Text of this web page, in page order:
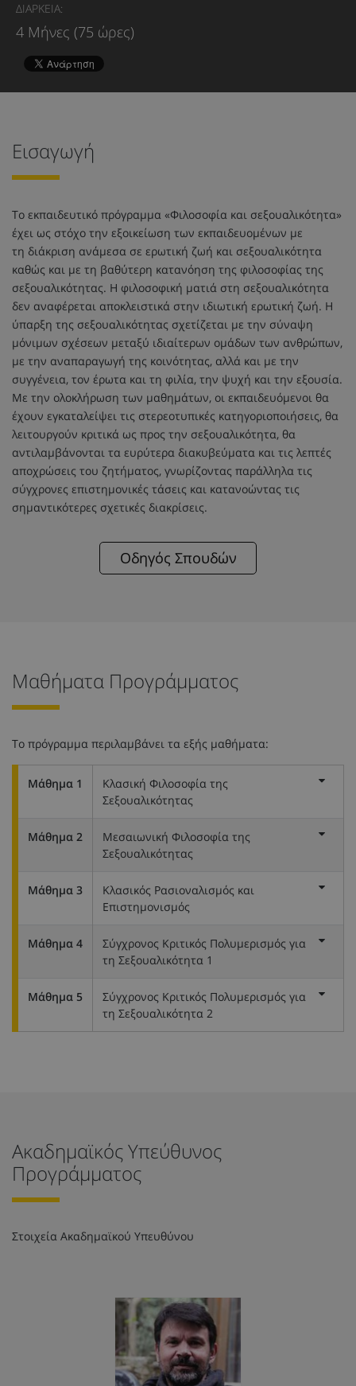
ΔΙΑΡΚΕΙΑ:
4 Μήνες (75 ώρες)
Εισαγωγή
Το εκπαιδευτικό πρόγραμμα «Φιλοσοφία και σεξουαλικότητα»
έχει ως στόχο την εξοικείωση των εκπαιδευομένων με
τη διάκριση ανάμεσα σε ερωτική ζωή και σεξουαλικότητα
καθώς και με τη βαθύτερη κατανόηση της φιλοσοφίας της
σεξουαλικότητας. Η φιλοσοφική ματιά στη σεξουαλικότητα
δεν αναφέρεται αποκλειστικά στην ιδιωτική ερωτική ζωή. Η
ύπαρξη της σεξουαλικότητας σχετίζεται με την σύναψη
μόνιμων σχέσεων μεταξύ ιδιαίτερων ομάδων των ανθρώπων,
με την αναπαραγωγή της κοινότητας, αλλά και με την
συγγένεια, τον έρωτα και τη φιλία, την ψυχή και την εξουσία.
Με την ολοκλήρωση των μαθημάτων, οι εκπαιδευόμενοι θα
έχουν εγκαταλείψει τις στερεοτυπικές κατηγοριοποιήσεις, θα
λειτουργούν κριτικά ως προς την σεξουαλικότητα, θα
αντιλαμβάνονται τα ευρύτερα διακυβεύματα και τις λεπτές
αποχρώσεις του ζητήματος, γνωρίζοντας παράλληλα τις
σύγχρονες επιστημονικές τάσεις και κατανοώντας τις
σημαντικότερες σχετικές διακρίσεις.
Οδηγός Σπουδών
Μαθήματα Προγράμματος
Το πρόγραμμα περιλαμβάνει τα εξής μαθήματα:
Μάθημα 1
Κλασική Φιλοσοφία της
Σεξουαλικότητας
Μάθημα 2
Μεσαιωνική Φιλοσοφία της
Σεξουαλικότητας
Μάθημα 3
Κλασικός Ρασιοναλισμός και
Επιστημονισμός
Μάθημα 4
Σύγχρονος Κριτικός Πολυμερισμός για
τη Σεξουαλικότητα 1
Μάθημα 5
Σύγχρονος Κριτικός Πολυμερισμός για
τη Σεξουαλικότητα 2
Ακαδημαϊκός Υπεύθυνος
Προγράμματος
Στοιχεία Ακαδημαϊκού Υπευθύνου